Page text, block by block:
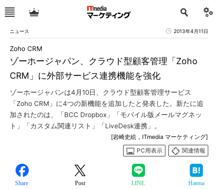
ニュース 2013年4月11日
ゾーホージャパン、クラウド型顧客管理「Zoho
CRM」に外部サービス連携機能を強化
Zoho CRM
ゾーホージャパンは4月10日、クラウド型顧客管理サービス
「Zoho CRM」に4つの新機能を追加したと発表した。新たに追
加されたのは、「BCC Dropbox」「モバイル版メールマグネッ
ト」「カスタム関連リスト」「LiveDesk連携」。
[岩崎史絵，ITmedia マーケティング]
PC用表示
関連情報
Share Post LINE Hatena